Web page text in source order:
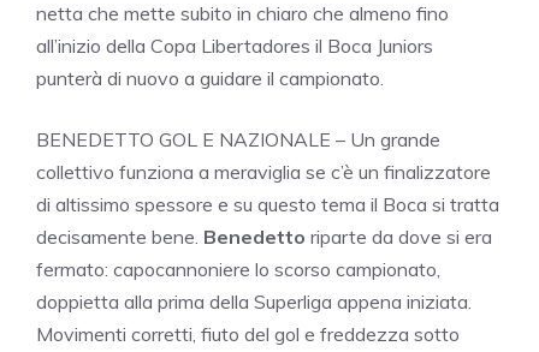
netta che mette subito in chiaro che almeno fino
all’inizio della Copa Libertadores il Boca Juniors
punterà di nuovo a guidare il campionato.
BENEDETTO GOL E NAZIONALE – Un grande
collettivo funziona a meraviglia se c’è un finalizzatore
di altissimo spessore e su questo tema il Boca si tratta
decisamente bene. Benedetto riparte da dove si era
fermato: capocannoniere lo scorso campionato,
doppietta alla prima della Superliga appena iniziata.
Movimenti corretti, fiuto del gol e freddezza sotto